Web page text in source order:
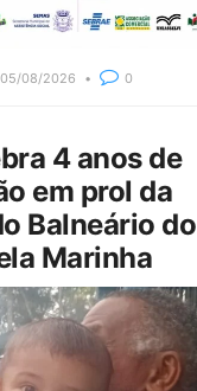
05/08/2026 0
4 anos de
em prol da
Balneário do
Marinha